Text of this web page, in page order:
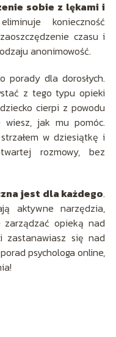
sobie z lękami i
konieczność
czasu i
anonimowość.
porady dla dorosłych.
z tego typu opieki
cierpi z powodu
jak mu pomóc.
w dziesiątkę i
rozmowy, bez
jest dla każdego.
aktywne narzędzia,
opieką nad
zastanawiasz się nad
psychologa online,